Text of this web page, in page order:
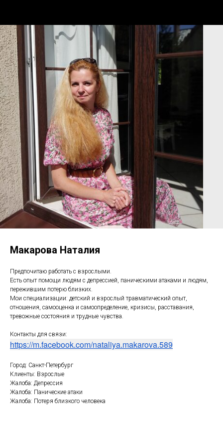
Макарова Наталия
Предпочитаю работать с взрослыми.
Есть опыт помощи людям с депрессией, паническими атаками и людям,
пережившим потерю близких.
Мои специализации: детский и взрослый травматический опыт,
отношения, самооценка и самоопределение, кризисы, расставания,
тревожные состояния и трудные чувства.
Контакты для связи:
https://m.facebook.com/nataliya.makarova.589
Город: Санкт-Петербург
Клиенты: Взрослые
Жалоба: Депрессия
Жалоба: Панические атаки
Жалоба: Потеря близкого человека